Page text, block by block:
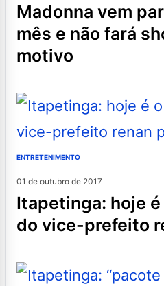
madonna vem para o brasil este
mês e não fará
motivo
ENTRETENIMENTO
01 de outubro de 2017
itapetinga: hoje é o aniversário
do vice-prefeito